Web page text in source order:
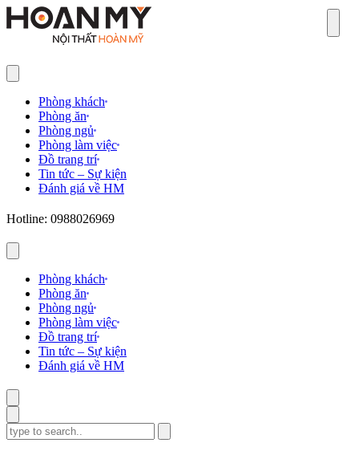
Phòng khách
Phòng ăn
Phòng ngủ
Phòng làm việc
Đồ trang trí
Tin tức – Sự kiện
Đánh giá về HM
Hotline: 0988026969
Phòng khách
Phòng ăn
Phòng ngủ
Phòng làm việc
Đồ trang trí
Tin tức – Sự kiện
Đánh giá về HM
Search
for: